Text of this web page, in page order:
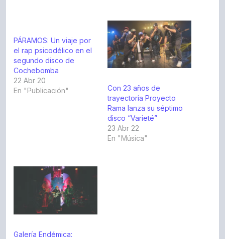
PÁRAMOS: Un viaje por
el rap psicodélico en el
segundo disco de
Cochebomba
22 Abr 20
En "Publicación"
Con 23 años de
trayectoria Proyecto
Rama lanza su séptimo
disco “Varieté”
23 Abr 22
En "Música"
Galería Endémica: